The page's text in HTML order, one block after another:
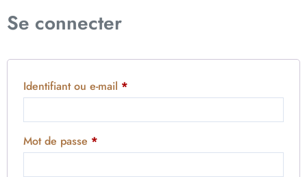
Se connecter
Identifiant ou e-mail *
Mot de passe *